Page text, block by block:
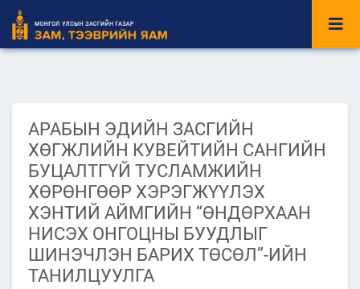
АРАБЫН ЭДИЙН ЗАСГИЙН
ХӨГЖЛИЙН КУВЕЙТИЙН САНГИЙН
БУЦАЛТГҮЙ ТУСЛАМЖИЙН
ХӨРӨНГӨӨР ХЭРЭГЖҮҮЛЭХ
ХЭНТИЙ АЙМГИЙН “ӨНДӨРХААН
НИСЭХ ОНГОЦНЫ БУУДЛЫГ
ШИНЭЧЛЭН БАРИХ ТӨСӨЛ”-ИЙН
ТАНИЛЦУУЛГА